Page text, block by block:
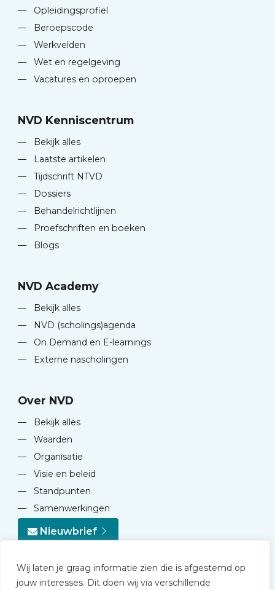
Wij laten je graag informatie zien die is afgestemd op
jouw interesses. Dit doen wij via verschillende
—
Opleidingsprofiel
—
Beroepscode
—
Werkvelden
—
Wet en regelgeving
—
Vacatures en oproepen
NVD Kenniscentrum
—
Bekijk alles
—
Laatste artikelen
—
Tijdschrift NTVD
—
Dossiers
—
Behandelrichtlijnen
—
Proefschriften en boeken
—
Blogs
NVD Academy
—
Bekijk alles
—
NVD (scholings)agenda
—
On Demand en E-learnings
—
Externe nascholingen
Over NVD
—
Bekijk alles
—
Waarden
—
Organisatie
—
Visie en beleid
—
Standpunten
—
Samenwerkingen
Nieuwbrief